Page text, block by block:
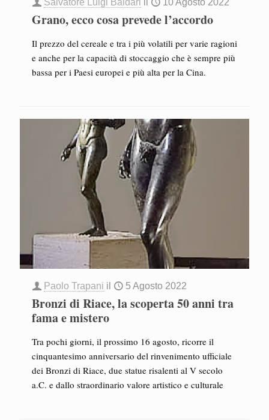
Salvatore Luigi Baldari 10 Agosto 2022
Grano, ecco cosa prevede l’accordo
Il prezzo del cereale e tra i più volatili per varie ragioni
e anche per la capacità di stoccaggio che è sempre più
bassa per i Paesi europei e più alta per la Cina.
Paolo Trapani il 5 Agosto 2022
Bronzi di Riace, la scoperta 50 anni tra
fama e mistero
Tra pochi giorni, il prossimo 16 agosto, ricorre il
cinquantesimo anniversario del rinvenimento ufficiale
dei Bronzi di Riace, due statue risalenti al V secolo
a.C. e dallo straordinario valore artistico e culturale